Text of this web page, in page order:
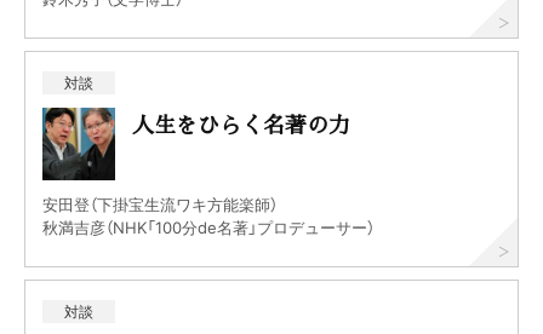
対談
人生をひらく名著の力
安田登（下掛宝生流ワキ方能楽師）
秋満吉彦（NHK「100分de名著」プロデューサー）
対談